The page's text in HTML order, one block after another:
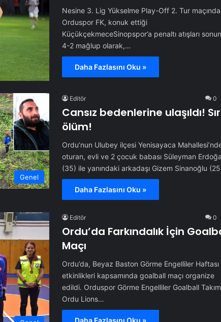
Nesine 3. Lig Yükselme Play-Off 2. Tur
Orduspor FK, konuk ettiği
KüçükçekmeceSinopspor’a penaltı atışları
4-2 mağlup olarak,…
Daha Fazlasını Oku »
Genel
Editör 0
Cansız bedenlerine ulaşıldı! Sır
ölüm!
Ordu’nun Ulubey ilçesi Yenisayaca
oturan, evli ve 2 çocuk babası Süleyman
(35) ile yanındaki arkadaşı Gizem Sinanoğlu
Daha Fazlasını Oku »
Editör 0
Ordu’da Farkındalık İçin
Maçı
Ordu’da, Beyaz Baston Görme Engelliler Haftası
etkinlikleri kapsamında goalball maçı organize
edildi. Orduspor Görme Engelliler Goalball
Ordu Lions…
Daha Fazlasını Oku »